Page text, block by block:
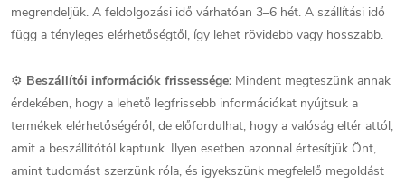
megrendeljük. A feldolgozási idő várhatóan 3–6 hét. A szállítási idő
függ a tényleges elérhetőségtől, így lehet rövidebb vagy hosszabb.
⚙️ Beszállítói információk frissessége: Mindent megteszünk annak
érdekében, hogy a lehető legfrissebb információkat nyújtsuk a
termékek elérhetőségéről, de előfordulhat, hogy a valóság eltér attól,
amit a beszállítótól kaptunk. Ilyen esetben azonnal értesítjük Önt,
amint tudomást szerzünk róla, és igyekszünk megfelelő megoldást